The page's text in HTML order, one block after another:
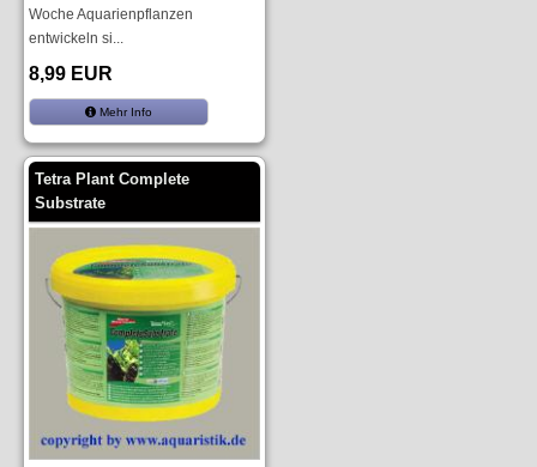
Woche Aquarienpflanzen
entwickeln si...
8,99 EUR
Mehr Info
Tetra Plant Complete
Substrate